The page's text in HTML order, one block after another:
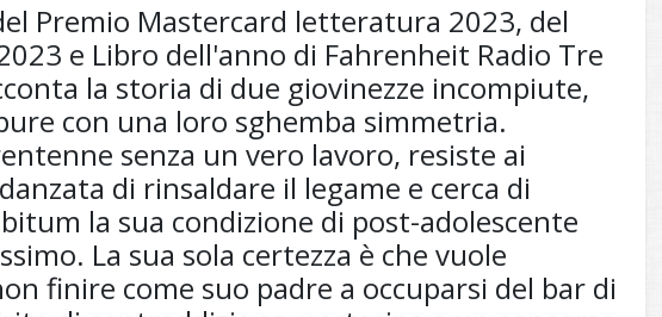
Premio Mastercard letteratura 2023, del
e Libro dell'anno di Fahrenheit Radio Tre
la storia di due giovinezze incompiute,
con una loro sghemba simmetria.
senza un vero lavoro, resiste ai
di rinsaldare il legame e cerca di
la sua condizione di post-adolescente
La sua sola certezza è che vuole
finire come suo padre a occuparsi del bar di